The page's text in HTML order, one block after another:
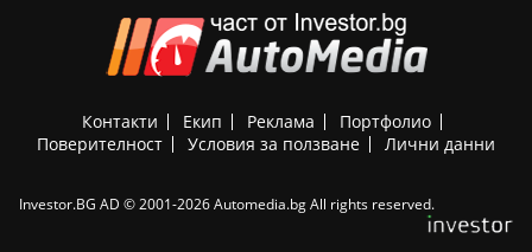
Контакти Екип Реклама
Портфолио
Поверителност
Условия за ползване Лични данни
Investor.BG AD © 2001-2026 Automedia.bg All rights reserved.